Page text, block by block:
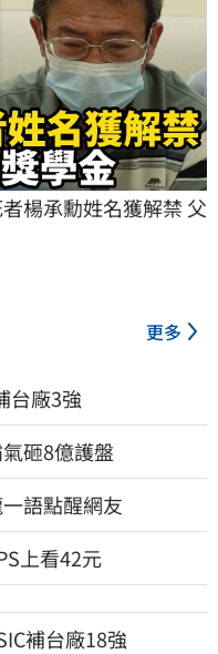
楊承勳姓名獲解禁 父
更多
台廠3強
砸8億護盤
語點醒網友
上看42元
補台廠18強